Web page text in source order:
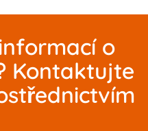
o
Kontaktujte